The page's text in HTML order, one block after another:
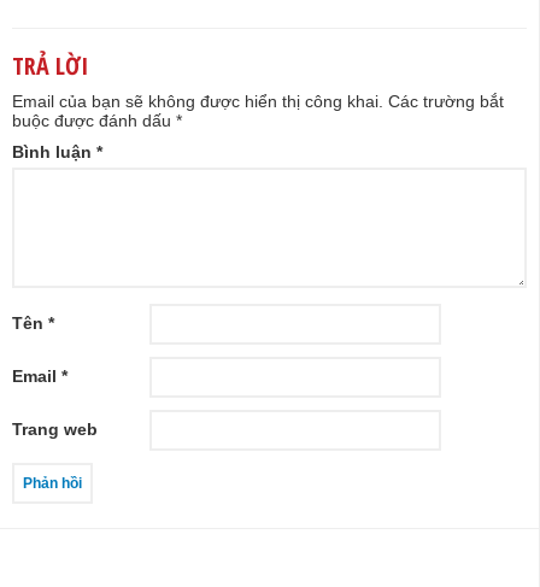
TRẢ LỜI
Email của bạn sẽ không được hiển thị công khai. Các trường bắt
buộc được đánh dấu *
Bình luận *
Tên *
Email *
Trang web